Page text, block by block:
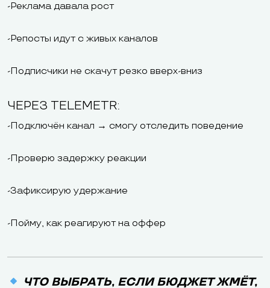
-Реклама давала рост
-Репосты идут с живых каналов
-Подписчики не скачут резко вверх-вниз
ЧЕРЕЗ TELEMETR:
-Подключён канал → смогу отследить поведение
-Проверю задержку реакции
-Зафиксирую удержание
-Пойму, как реагируют на оффер
ЧТО ВЫБРАТЬ, ЕСЛИ БЮДЖЕТ ЖМЁТ,